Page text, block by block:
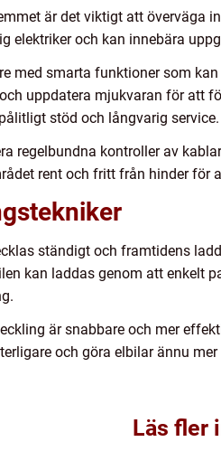
är det viktigt att överväga
elektriker och kan innebära
med smarta funktioner som
uppdatera mjukvaran för att
stöd och långvarig service.
regelbundna kontroller av
rent och fritt från hinder för
ständigt och framtidens
kan laddas genom att enkelt
är snabbare och mer
och göra elbilar ännu
Läs fler